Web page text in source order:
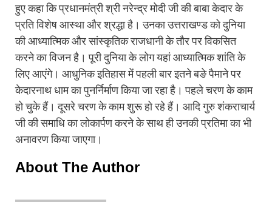
हुए कहा कि प्रधानमंत्री श्री नरेन्द्र मोदी जी की बाबा केदार के
प्रति विशेष आस्था और श्रद्धा है। उनका उत्तराखण्ड को दुनिया
की आध्यात्मिक और सांस्कृतिक राजधानी के तौर पर विकसित
करने का विजन है। पूरी दुनिया के लोग यहां आध्यात्मिक शांति के
लिए आएंगे। आधुनिक इतिहास में पहली बार इतने बङे पैमाने पर
केदारनाथ धाम का पुनर्निर्माण किया जा रहा है। पहले चरण के काम
हो चुके हैं। दूसरे चरण के काम शुरू हो रहे हैं। आदि गुरु शंकराचार्य
जी की समाधि का लोकार्पण करने के साथ ही उनकी प्रतिमा का भी
अनावरण किया जाएगा।
About The Author